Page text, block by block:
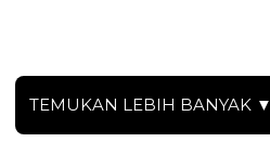
TEMUKAN LEBIH BANYAK ▼